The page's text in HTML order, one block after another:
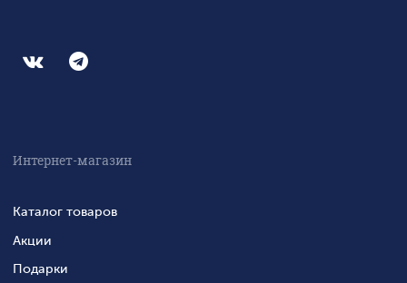
Интернет-магазин
Каталог товаров
Акции
Подарки